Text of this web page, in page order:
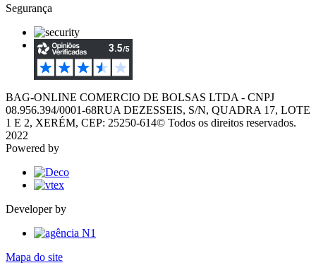
Segurança
BAG-ONLINE COMERCIO DE BOLSAS LTDA - CNPJ
08.956.394/0001-68RUA DEZESSEIS, S/N, QUADRA 17, LOTE
1 E 2, XERÉM, CEP: 25250-614© Todos os direitos reservados.
2022
Powered by
Developer by
Mapa do site